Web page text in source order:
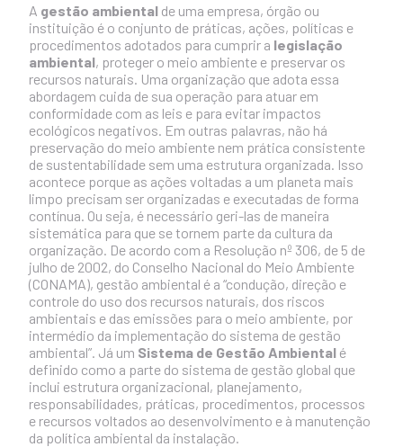
A gestão ambiental de uma empresa, órgão ou
instituição é o conjunto de práticas, ações, políticas e
procedimentos adotados para cumprir a legislação
ambiental, proteger o meio ambiente e preservar os
recursos naturais. Uma organização que adota essa
abordagem cuida de sua operação para atuar em
conformidade com as leis e para evitar impactos
ecológicos negativos. Em outras palavras, não há
preservação do meio ambiente nem prática consistente
de sustentabilidade sem uma estrutura organizada. Isso
acontece porque as ações voltadas a um planeta mais
limpo precisam ser organizadas e executadas de forma
contínua. Ou seja, é necessário geri-las de maneira
sistemática para que se tornem parte da cultura da
organização. De acordo com a Resolução nº 306, de 5 de
julho de 2002, do Conselho Nacional do Meio Ambiente
(CONAMA), gestão ambiental é a “condução, direção e
controle do uso dos recursos naturais, dos riscos
ambientais e das emissões para o meio ambiente, por
intermédio da implementação do sistema de gestão
ambiental”. Já um Sistema de Gestão Ambiental é
definido como a parte do sistema de gestão global que
inclui estrutura organizacional, planejamento,
responsabilidades, práticas, procedimentos, processos
e recursos voltados ao desenvolvimento e à manutenção
da política ambiental da instalação.